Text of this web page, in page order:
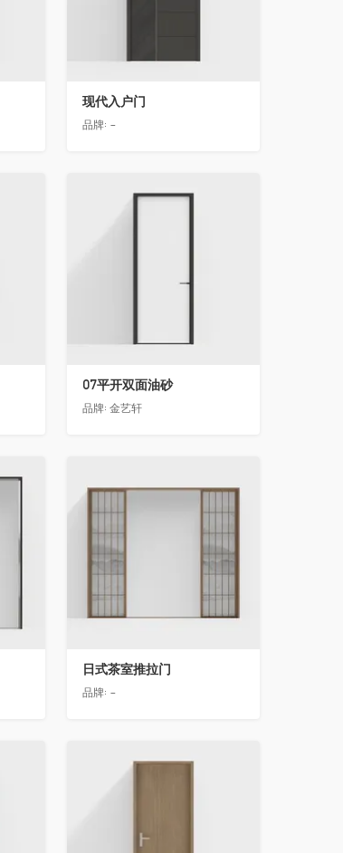
现代入户门
品牌: -
07平开双面油砂
品牌:金艺轩
日式茶室推拉门
品牌: -
收藏